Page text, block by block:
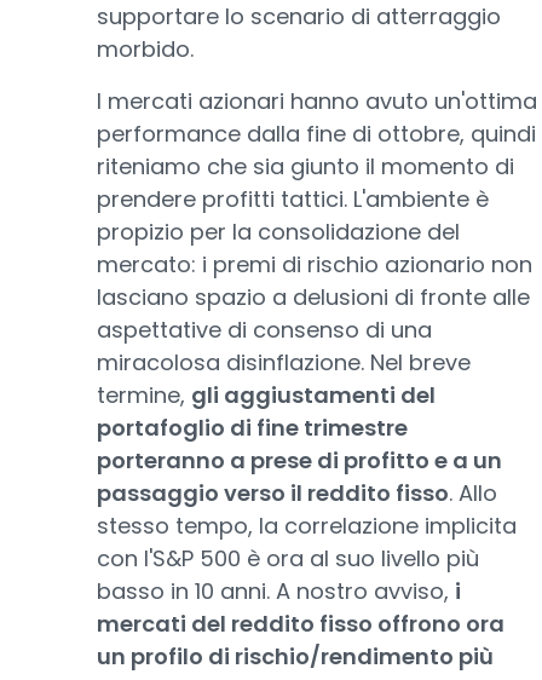
supportare lo scenario di atterraggio
morbido.
I mercati azionari hanno avuto un'ottima
performance dalla fine di ottobre, quindi
riteniamo che sia giunto il momento di
prendere profitti tattici. L'ambiente è
propizio per la consolidazione del
mercato: i premi di rischio azionario non
lasciano spazio a delusioni di fronte alle
aspettative di consenso di una
miracolosa disinflazione. Nel breve
termine, gli aggiustamenti del
portafoglio di fine trimestre
porteranno a prese di profitto e a un
passaggio verso il reddito fisso. Allo
stesso tempo, la correlazione implicita
con l'S&P 500 è ora al suo livello più
basso in 10 anni. A nostro avviso, i
mercati del reddito fisso offrono ora
un profilo di rischio/rendimento più